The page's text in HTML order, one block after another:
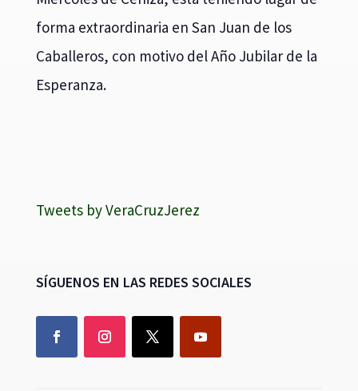
forma extraordinaria en San Juan de los
Caballeros, con motivo del Año Jubilar de la
Esperanza.
Tweets by VeraCruzJerez
SÍGUENOS EN LAS REDES SOCIALES